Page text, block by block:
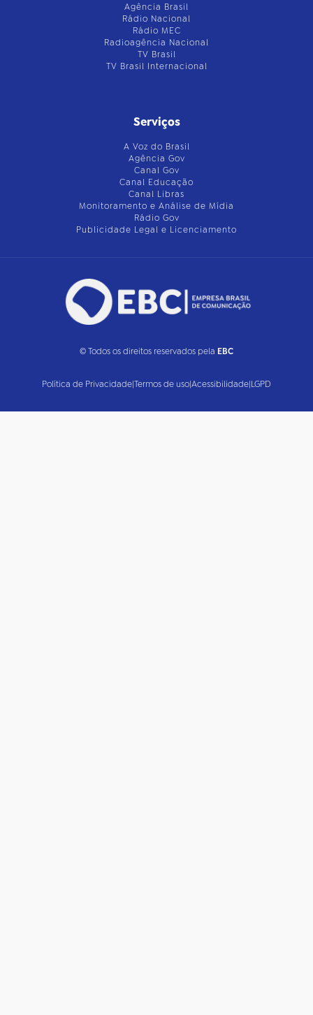
Agência Brasil
Rádio Nacional
Rádio MEC
Radioagência Nacional
TV Brasil
TV Brasil Internacional
Serviços
A Voz do Brasil
Agência Gov
Canal Gov
Canal Educação
Canal Libras
Monitoramento e Análise de Mídia
Rádio Gov
Publicidade Legal e Licenciamento
© Todos os direitos reservados pela EBC
Política de Privacidade|Termos de uso|Acessibilidade|LGPD